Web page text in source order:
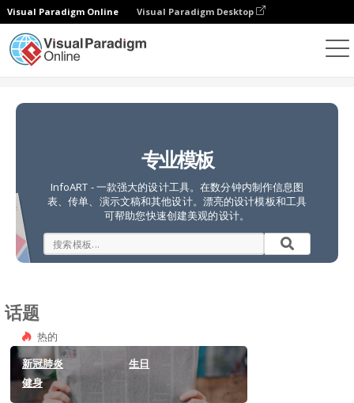
Visual Paradigm Online Visual Paradigm Desktop
专业模板
InfoART - 一款强大的设计工具。在数分钟内制作信息图
表、传单、演示文稿和其他设计。漂亮的设计模板和工具
可帮助您快速创建美观的设计。
话题
热的
新冠肺炎
生日
健身